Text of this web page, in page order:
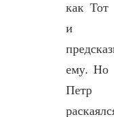
как Тот
и
ему. Но
Петр